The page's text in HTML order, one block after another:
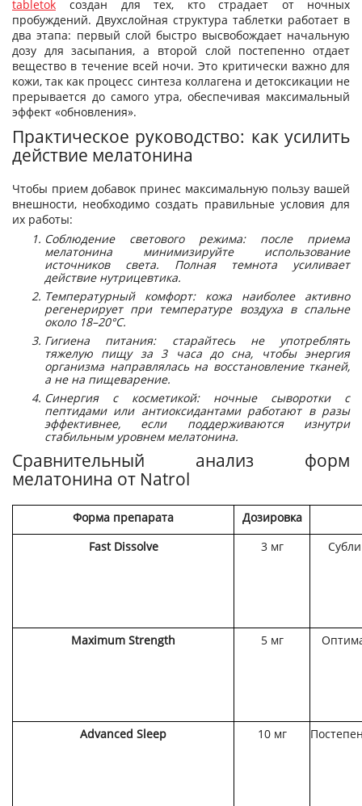
tabletok создан для тех, кто страдает от ночных
пробуждений. Двухслойная структура таблетки работает в
два этапа: первый слой быстро высвобождает начальную
дозу для засыпания, а второй слой постепенно отдает
вещество в течение всей ночи. Это критически важно для
кожи, так как процесс синтеза коллагена и детоксикации не
прерывается до самого утра, обеспечивая максимальный
эффект «обновления».
Практическое руководство: как усилить
действие мелатонина
Чтобы прием добавок принес максимальную пользу вашей
внешности, необходимо создать правильные условия для
их работы:
Соблюдение светового режима: после приема
мелатонина минимизируйте использование
источников света. Полная темнота усиливает
действие нутрицевтика.
Температурный комфорт: кожа наиболее активно
регенерирует при температуре воздуха в спальне
около 18–20°C.
Гигиена питания: старайтесь не употреблять
тяжелую пищу за 3 часа до сна, чтобы энергия
организма направлялась на восстановление тканей,
а не на пищеварение.
Синергия с косметикой: ночные сыворотки с
пептидами или антиоксидантами работают в разы
эффективнее, если поддерживаются изнутри
стабильным уровнем мелатонина.
Сравнительный анализ форм
мелатонина от Natrol
Форма препарата
Дозировка
Fast Dissolve
3 мг
Maximum Strength 5 мг
Advanced Sleep 10 мг